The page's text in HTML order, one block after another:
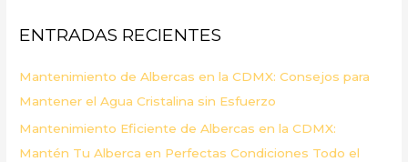
r
o
r
:
ENTRADAS RECIENTES
Mantenimiento de Albercas en la CDMX: Consejos para
Mantener el Agua Cristalina sin Esfuerzo
Mantenimiento Eficiente de Albercas en la CDMX:
Mantén Tu Alberca en Perfectas Condiciones Todo el